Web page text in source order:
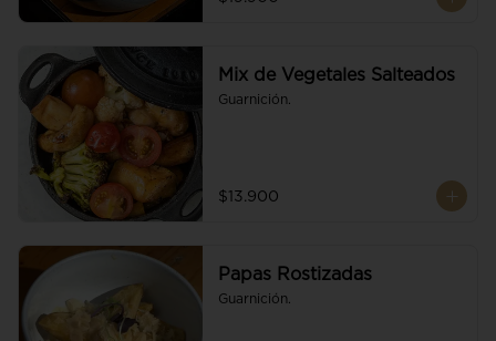
Mix de Vegetales Salteados
Guarnición.
$13.900
Papas Rostizadas
Guarnición.